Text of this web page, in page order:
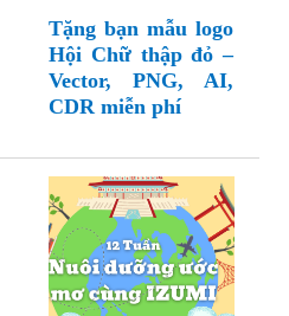
Tặng bạn mẫu logo
Hội Chữ thập đỏ –
Vector, PNG, AI,
CDR miễn phí